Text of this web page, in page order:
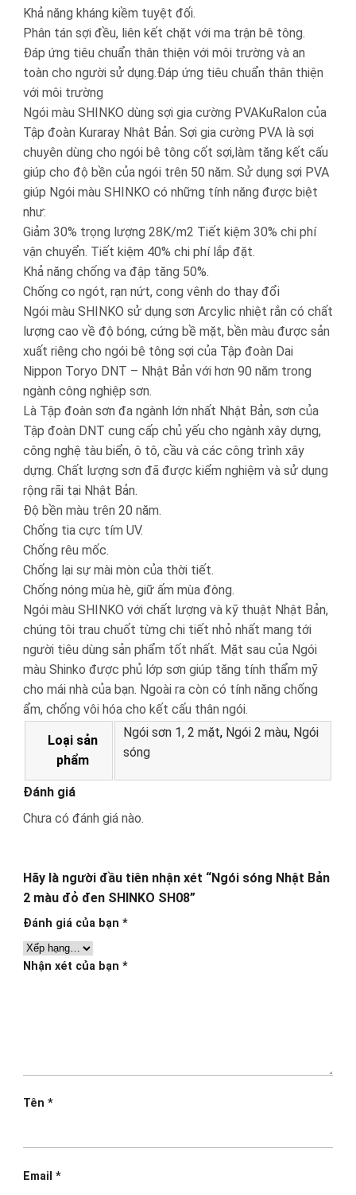
Khả năng kháng kiềm tuyệt đối.
Phân tán sợi đều, liên kết chặt với ma trận bê tông.
Đáp ứng tiêu chuẩn thân thiện với môi trường và an
toàn cho người sử dụng.Đáp ứng tiêu chuẩn thân thiện
với môi trường
Ngói màu SHINKO dùng sợi gia cường PVAKuRalon của
Tập đoàn Kuraray Nhật Bản. Sợi gia cường PVA là sợi
chuyên dùng cho ngói bê tông cốt sợi,làm tăng kết cấu
giúp cho độ bền của ngói trên 50 năm. Sử dụng sợi PVA
giúp Ngói màu SHINKO có những tính năng được biệt
như:
Giảm 30% trọng lượng 28K/m2 Tiết kiệm 30% chi phí
vận chuyển. Tiết kiệm 40% chi phí lắp đặt.
Khả năng chống va đập tăng 50%.
Chống co ngót, rạn nứt, cong vênh do thay đổi
Ngói màu SHINKO sử dụng sơn Arcylic nhiệt rắn có chất
lượng cao về độ bóng, cứng bề mặt, bền màu được sản
xuất riêng cho ngói bê tông sợi của Tập đoàn Dai
Nippon Toryo DNT – Nhật Bản với hơn 90 năm trong
ngành công nghiệp sơn.
Là Tập đoàn sơn đa ngành lớn nhất Nhật Bản, sơn của
Tập đoàn DNT cung cấp chủ yếu cho ngành xây dựng,
công nghệ tàu biển, ô tô, cầu và các công trình xây
dựng. Chất lượng sơn đã được kiểm nghiệm và sử dụng
rộng rãi tại Nhật Bản.
Độ bền màu trên 20 năm.
Chống tia cực tím UV.
Chống rêu mốc.
Chống lại sự mài mòn của thời tiết.
Chống nóng mùa hè, giữ ấm mùa đông.
Ngói màu SHINKO với chất lượng và kỹ thuật Nhật Bản,
chúng tôi trau chuốt từng chi tiết nhỏ nhất mang tới
người tiêu dùng sản phẩm tốt nhất. Mặt sau của Ngói
màu Shinko được phủ lớp sơn giúp tăng tính thẩm mỹ
cho mái nhà của bạn. Ngoài ra còn có tính năng chống
ẩm, chống vôi hóa cho kết cấu thân ngói.
Loại sản
phẩm
Ngói sơn 1, 2 mặt, Ngói 2 màu, Ngói
sóng
Đánh giá
Chưa có đánh giá nào.
Hãy là người đầu tiên nhận xét “Ngói sóng Nhật Bản
2 màu đỏ đen SHINKO SH08”
Đánh giá của bạn *
Nhận xét của bạn *
Tên *
Email *